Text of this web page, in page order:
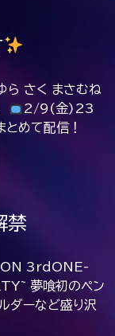
ら さく まさむね
2/9(金)23
めて配信！
禁
3rdONE-
夢喰初のペン
ダーなど盛り沢